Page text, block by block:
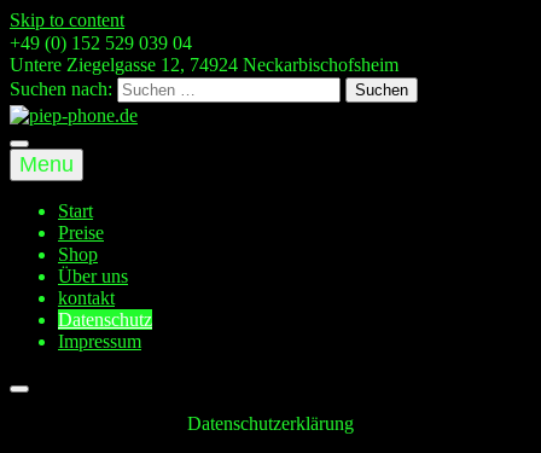
Skip to content
+49 (0) 152 529 039 04
Untere Ziegelgasse 12, 74924 Neckarbischofsheim
Suchen nach:
Menu
Start
Preise
Shop
Über uns
kontakt
Datenschutz
Impressum
Datenschutzerklärung